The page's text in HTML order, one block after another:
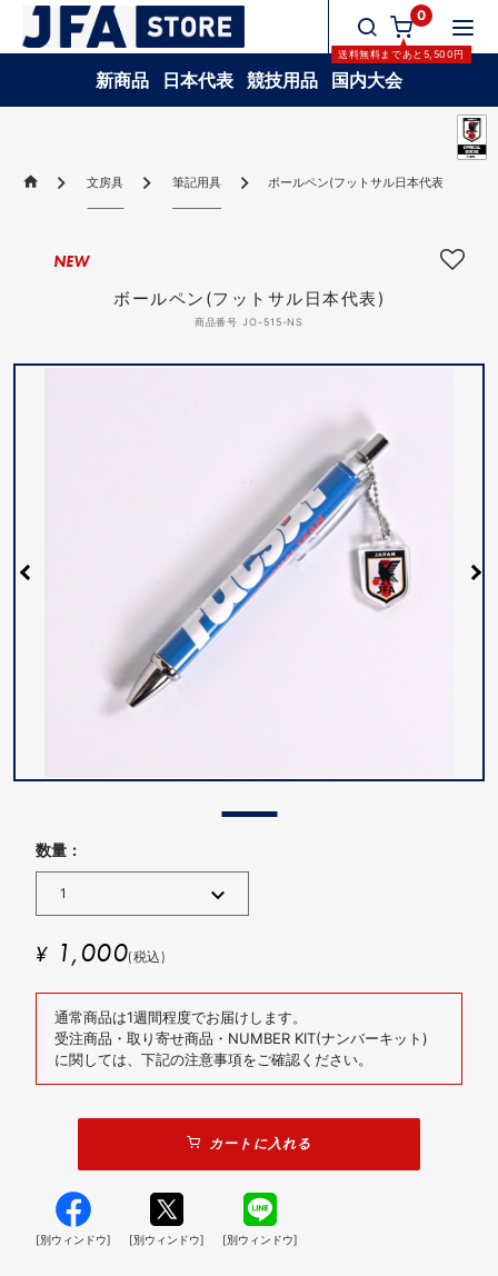
0
送料無料まであと 5,500円
新商品 日本代表 競技用品 国内大会
文房具 筆記用具 ボールペン(フットサル日本代表)
ボールペン(フットサル日本代表)
商品番号 JO-515-NS
NEW
数量 :
¥ 1,000(税込)
通常商品は1週間程度でお届けします。
受注商品・取り寄せ商品・NUMBER KIT(ナンバーキット)
に関しては、下記の注意事項をご確認ください。
カートに入れる
[別ウィンドウ] [別ウィンドウ] [別ウィンドウ]